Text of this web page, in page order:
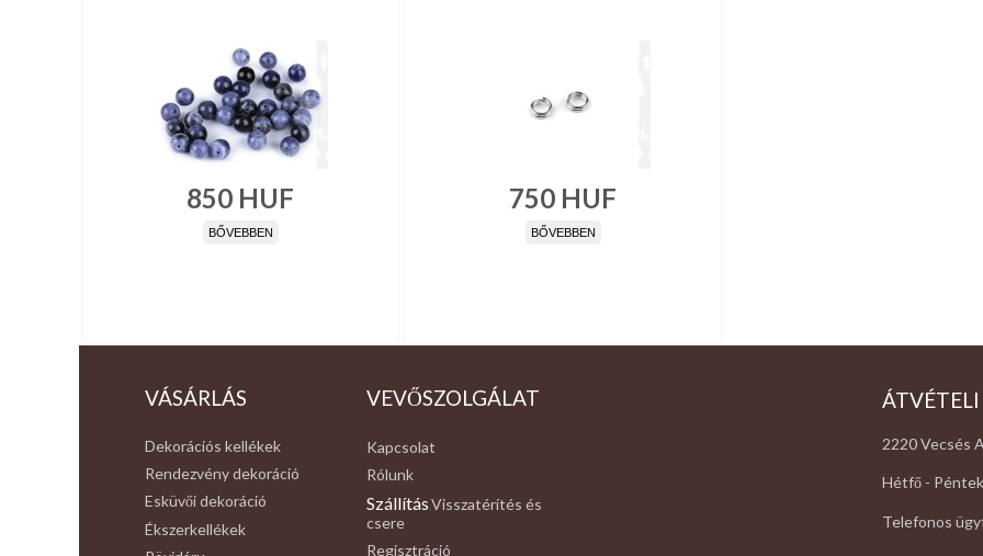
850 HUF
BŐVEBBEN
750 HUF
BŐVEBBEN
VÁSÁRLÁS
Dekorációs kellékek
Rendezvény dekoráció
Esküvői dekoráció
Ékszerkellékek
VEVŐSZOLGÁLAT
Kapcsolat
Rólunk
SzállításVisszatérítés és
csere
Regisztráció
2220 Vecsés
Hétfő -
Telefonos